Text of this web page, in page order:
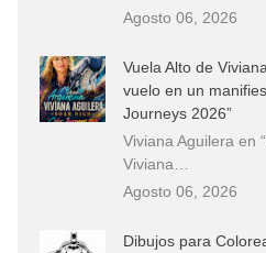
Agosto 06, 2026
Vuela Alto de
vuelo en un
Journeys 2026”
Viviana Aguilera en
Viviana…
Agosto 06, 2026
Dibujos para